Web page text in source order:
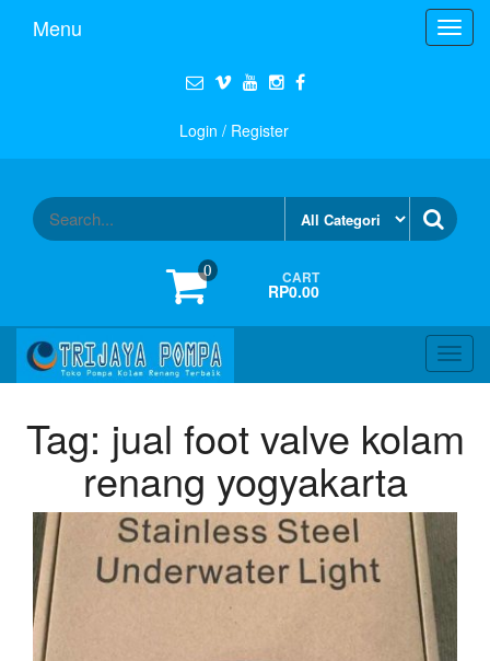
Menu
Login / Register
0 CART
RP0.00
Tag: jual foot valve kolam
renang yogyakarta